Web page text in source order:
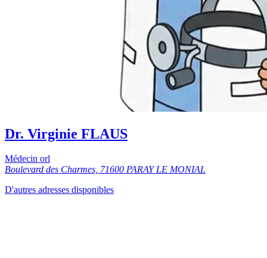
Dr. Virginie FLAUS
Médecin orl
Boulevard des Charmes, 71600 PARAY LE MONIAL
D'autres adresses disponibles